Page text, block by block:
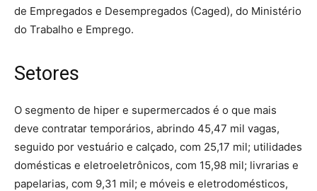
de Empregados e Desempregados (Caged), do Ministério
do Trabalho e Emprego.
Setores
O segmento de hiper e supermercados é o que mais
deve contratar temporários, abrindo 45,47 mil vagas,
seguido por vestuário e calçado, com 25,17 mil; utilidades
domésticas e eletroeletrônicos, com 15,98 mil; livrarias e
papelarias, com 9,31 mil; e móveis e eletrodomésticos,